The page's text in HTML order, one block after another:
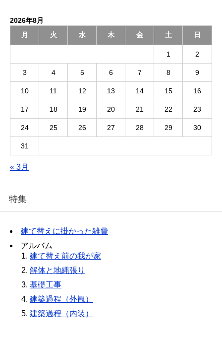
2026年8月
月
火 水 木 金 土 日
1 2
3 4 5 6 7 8 9
10 11 12 13 14 15 16
17 18 19 20 21 22 23
24 25 26 27 28 29 30
31
« 3月
特集
建て替えに掛かった雑費
アルバム
建て替え前の我が家
解体と地縄張り
基礎工事
建築過程（外観）
建築過程（内装）